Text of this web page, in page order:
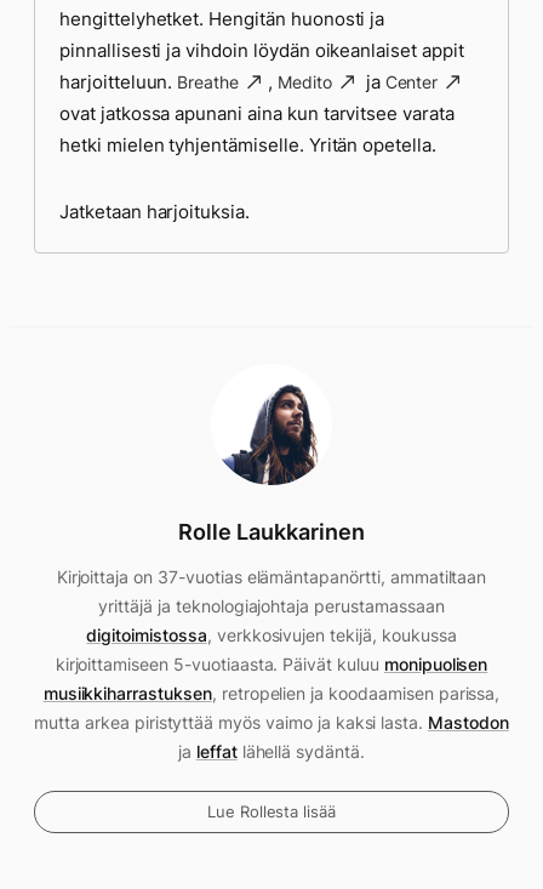
hengittelyhetket. Hengitän huonosti ja
pinnallisesti ja vihdoin löydän oikeanlaiset appit
harjoitteluun. Breathe , Medito ja Center
ovat jatkossa apunani aina kun tarvitsee varata
hetki mielen tyhjentämiselle. Yritän opetella.
Jatketaan harjoituksia.
Rolle Laukkarinen
Kirjoittaja on 37-vuotias elämäntapanörtti, ammatiltaan
yrittäjä ja teknologiajohtaja perustamassaan
digitoimistossa, verkkosivujen tekijä, koukussa
kirjoittamiseen 5-vuotiaasta. Päivät kuluu monipuolisen
musiikkiharrastuksen, retropelien ja koodaamisen parissa,
mutta arkea piristyttää myös vaimo ja kaksi lasta. Mastodon
ja leffatlähellä sydäntä.
Lue Rollesta lisää